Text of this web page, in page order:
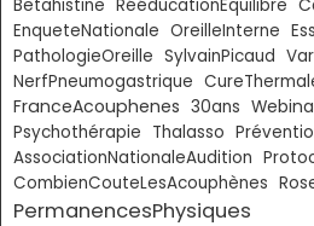
Betahistine RééducationEquilibre
EnqueteNationale OreilleInterne
PathologieOreille SylvainPicaud Var
NerfPneumogastrique
FranceAcouphenes 30ans
Psychothérapie Thalasso
AssociationNationaleAudition
CombienCouteLesAcouphènes
PermanencesPhysiques